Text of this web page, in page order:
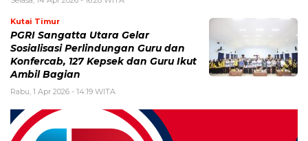
Kutai Timur
PGRI Sangatta Utara Gelar
Sosialisasi Perlindungan Guru dan
Konfercab, 127 Kepsek dan Guru Ikut
Ambil Bagian
Rabu, 1 Apr 2026 - 14:19 WITA